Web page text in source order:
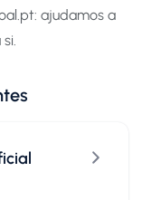
ajudamos a